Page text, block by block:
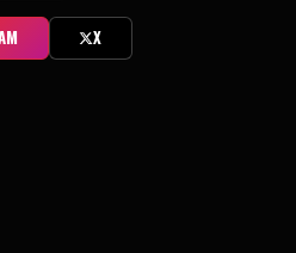
X